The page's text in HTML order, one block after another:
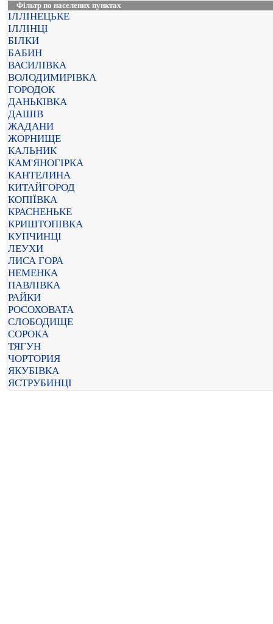
Фільтр по населених пунктах
ІЛЛІНЕЦЬКЕ
ІЛЛІНЦІ
БІЛКИ
БАБИН
ВАСИЛІВКА
ВОЛОДИМИРІВКА
ГОРОДОК
ДАНЬКІВКА
ДАШІВ
ЖАДАНИ
ЖОРНИЩЕ
КАЛЬНИК
КАМ'ЯНОГІРКА
КАНТЕЛИНА
КИТАЙГОРОД
КОПІЇВКА
КРАСНЕНЬКЕ
КРИШТОПІВКА
КУПЧИНЦІ
ЛЕУХИ
ЛИСА ГОРА
НЕМЕНКА
ПАВЛІВКА
РАЙКИ
РОСОХОВАТА
СЛОБОДИЩЕ
СОРОКА
ТЯГУН
ЧОРТОРИЯ
ЯКУБІВКА
ЯСТРУБИНЦІ